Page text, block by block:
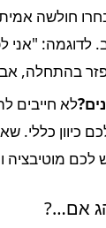
חולשה
לדוגמה:
בהתחלה,
לא חייבים
כיוון כללי.
לכם מוטיבציה
אם…?